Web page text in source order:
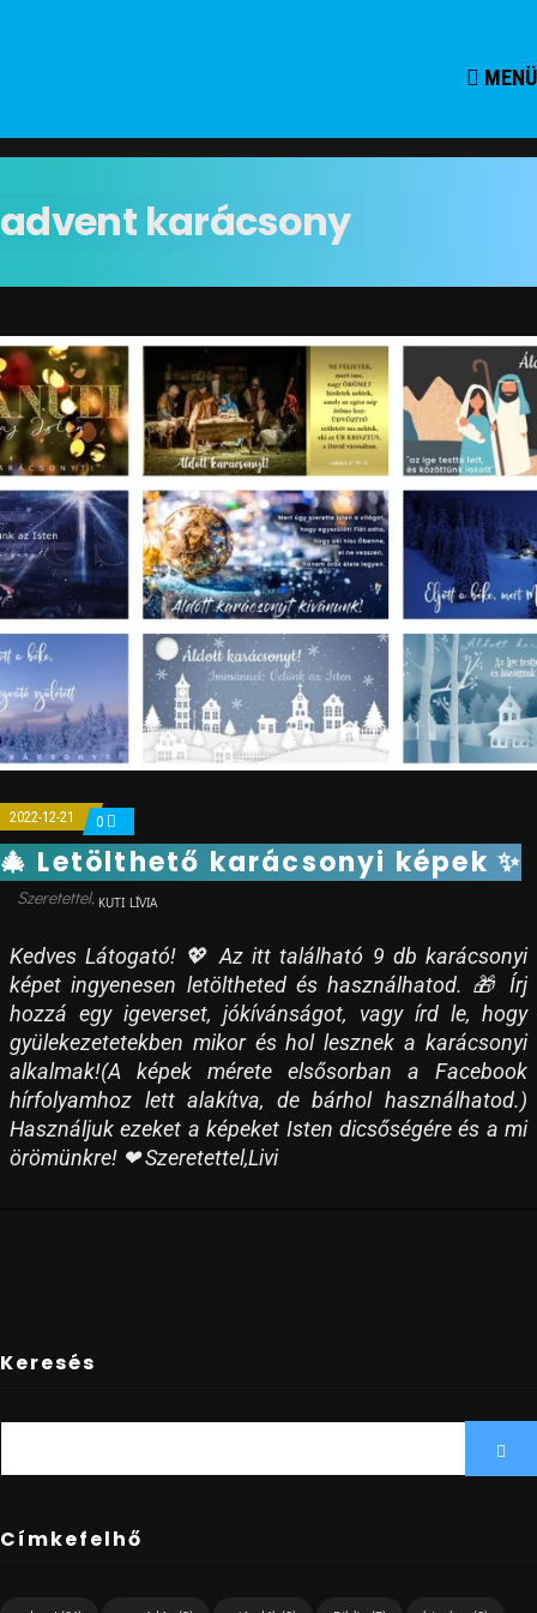
MENÜ
advent karácsony
2022-12-21 0
🎄 Letölthető karácsonyi képek ✨
KUTI LÍVIA
Kedves Látogató! 💖 Az itt található 9 db karácsonyi
képet ingyenesen letöltheted és használhatod. 🎁 Írj
hozzá egy igeverset, jókívánságot, vagy írd le, hogy
gyülekezetetekben mikor és hol lesznek a karácsonyi
alkalmak!(A képek mérete elsősorban a Facebook
hírfolyamhoz lett alakítva, de bárhol használhatod.)
Használjuk ezeket a képeket Isten dicsőségére és a mi
örömünkre! ❤ Szeretettel,Livi
Keresés
Címkefelhő